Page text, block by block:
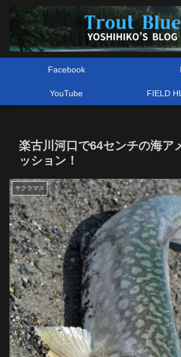
Facebook
YouTube FIELD
楽古川河口で64センチの海ア
ッション！
サクラマス